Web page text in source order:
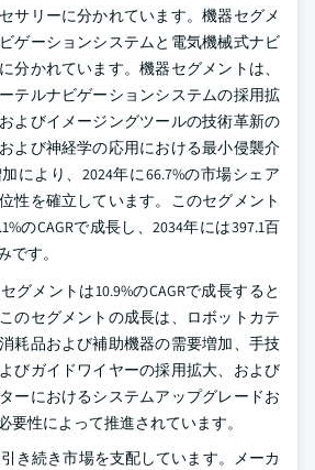
サリーに分かれています。機器セグメ
ゲーションシステムと電気機械式ナビ
分かれています。機器セグメントは、
テルナビゲーションシステムの採用拡
よびイメージングツールの技術革新の
よび神経学の応用における最小侵襲介
により、2024年に66.7%の市場シェア
性を確立しています。このセグメント
のCAGRで成長し、2034年には397.1百
です。
グメントは10.9%のCAGRで成長すると
のセグメントの成長は、ロボットカテ
耗品および補助機器の需要増加、手技
びガイドワイヤーの採用拡大、および
ーにおけるシステムアップグレードお
要性によって推進されています。
き続き市場を支配しています。メーカ